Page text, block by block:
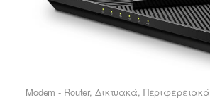
Modem - Router, Δικτυακά, Περιφερειακά